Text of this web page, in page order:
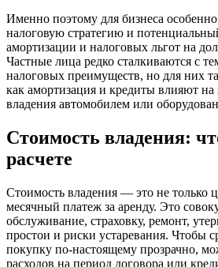
Именно поэтому для бизнеса
налоговую стратегию и
амортизации и налоговых льгот на
Частные лица редко сталкиваются с
налоговых преимуществ, но для них
как амортизация и кредиты влияют на
владения автомобилем или
Стоимость владения:
расчете
Стоимость владения — это не только
месячный платеж за аренду. Это
обслуживание, страховку, ремонт,
простои и риски устаревания. Чтобы
покупку по-настоящему прозрачно,
расходов на период договора или